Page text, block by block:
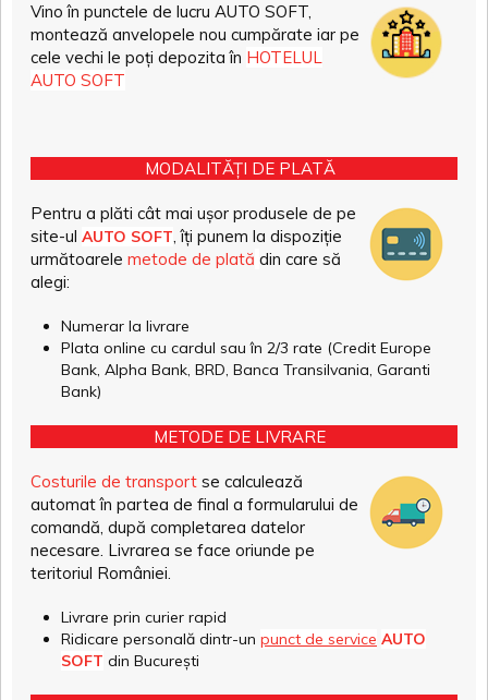
Vino în punctele de lucru AUTO SOFT,
montează anvelopele nou cumpărate iar pe
cele vechi le poți depozita în HOTELUL
AUTO SOFT
MODALITĂȚI DE PLATĂ
Pentru a plăti cât mai ușor produsele de pe
site-ul AUTO SOFT, îți punem la dispoziție
următoarele metode de plată din care să
alegi:
Numerar la livrare
Plata online cu cardul sau în 2/3 rate (Credit Europe
Bank, Alpha Bank, BRD, Banca Transilvania, Garanti
Bank)
METODE DE LIVRARE
Costurile de transport se calculează
automat în partea de final a formularului de
comandă, după completarea datelor
necesare. Livrarea se face oriunde pe
teritoriul României.
Livrare prin curier rapid
Ridicare personală dintr-un punct de service AUTO
SOFT din București